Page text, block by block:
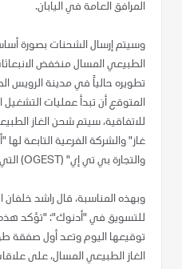
المرافق العامة في اليابان.
وسيتم إرسال الشحنات بصورة
الطبيعي المسال منخفض
تطويره حالياً في مدينة الرويس
للاتفاقية، سيتم شحن الغاز
غاز" والشركة الفرعية التابعة لها
والتجارة بي تي إي" (OGEST) التي تتخذ من سنغافورة مقراً لها.
وبهذه المناسبة، قال راشد خلفان
للتسويق في "أدنوك": "تؤكد هذه
توقيعها اليوم وتعد أول صفقة
الغاز الطبيعي المسال، على